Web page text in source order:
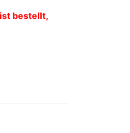
bestellt,